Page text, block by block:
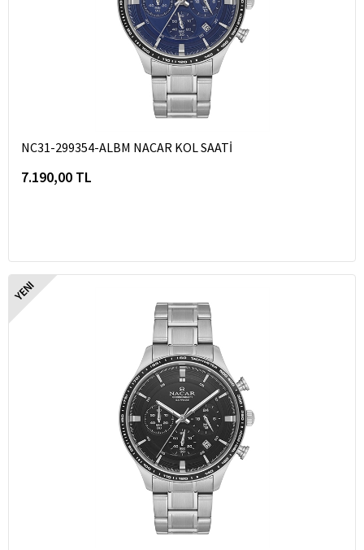
NC31-299354-ALBM NACAR KOL SAATİ
7.190,00 TL
YENI